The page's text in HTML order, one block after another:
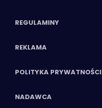
REGULAMINY
REKLAMA
POLITYKA PRYWATNOŚCI
NADAWCA